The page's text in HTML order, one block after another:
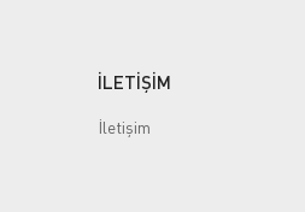
İLETİŞİM
İletişim